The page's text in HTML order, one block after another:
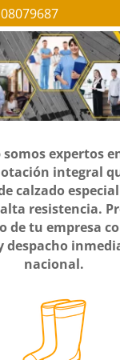
somos expertos
integral
calzado
resistencia.
de tu empresa
despacho
nacional.